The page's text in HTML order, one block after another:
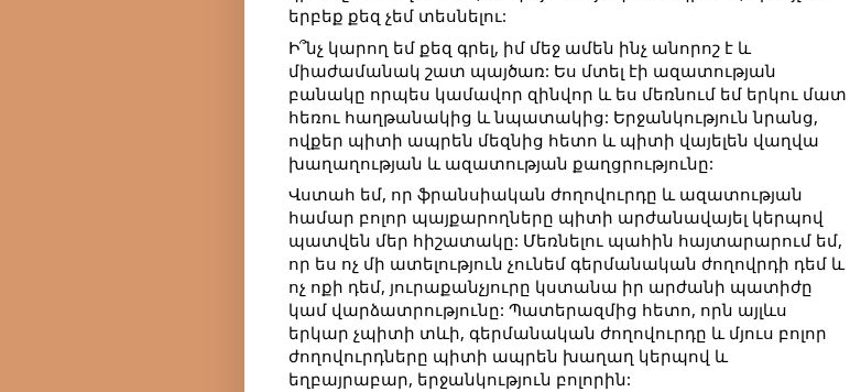
երբեք քեզ չեմ տեսնելու:
Ի՞նչ կարող եմ քեզ գրել, իմ մեջ ամեն ինչ անորոշ է և
միաժամանակ շատ պայծառ: Ես մտել էի ազատության
բանակը որպես կամավոր զինվոր և ես մեռնում եմ երկու մատ
հեռու հաղթանակից և նպատակից: Երջանկություն նրանց,
ովքեր պիտի ապրեն մեզնից հետո և պիտի վայելեն վաղվա
խաղաղության և ազատության քաղցրությունը:
Վստահ եմ, որ ֆրանսիական ժողովուրդը և ազատության
համար բոլոր պայքարողները պիտի արժանավայել կերպով
պատվեն մեր հիշատակը: Մեռնելու պահին հայտարարում եմ,
որ ես ոչ մի ատելություն չունեմ գերմանական ժողովրդի դեմ և
ոչ ոքի դեմ, յուրաքանչյուրը կստանա իր արժանի պատիժը
կամ վարձատրությունը: Պատերազմից հետո, որն այլևս
երկար չպիտի տևի, գերմանական ժողովուրդը և մյուս բոլոր
ժողովուրդները պիտի ապրեն խաղաղ կերպով և
եղբայրաբար, երջանկություն բոլորին: